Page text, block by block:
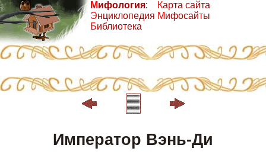
Мифология:
Энциклопедия
Библиотека
Карта сайта
Мифосайты
Император Вэнь-Ди